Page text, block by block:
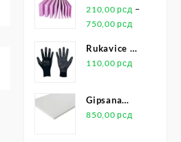
XPS
210,00рсд –
750,00рсд
Rukavice Za
Montažu Pu
110,00рсд
Gipsana
Ploča
850,00рсд